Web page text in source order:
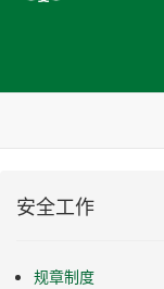
安全工作
规章制度